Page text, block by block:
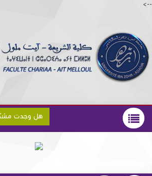
-->
هل وجدت